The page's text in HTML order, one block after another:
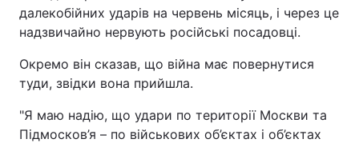
далекобійних ударів на червень місяць, і через це
надзвичайно нервують російські посадовці.
Окремо він сказав, що війна має повернутися
туди, звідки вона прийшла.
"Я маю надію, що удари по території Москви та
Підмосков’я – по військових об’єктах і об’єктах